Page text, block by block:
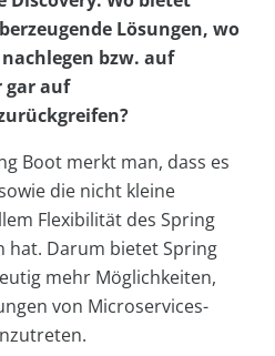
Lösungen, wo
bzw. auf
gar auf
Boot merkt man, dass es
die nicht kleine
Flexibilität des Spring
hat. Darum bietet Spring
mehr Möglichkeiten,
von Microservices-